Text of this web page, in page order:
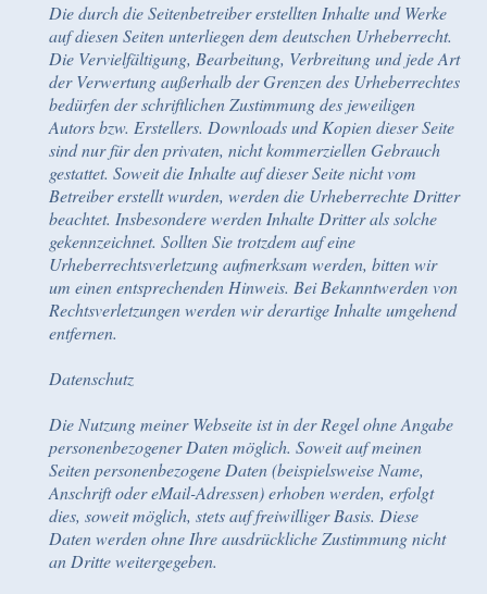
Die durch die Seitenbetreiber erstellten Inhalte und Werke
auf diesen Seiten unterliegen dem deutschen Urheberrecht.
Die Vervielfältigung, Bearbeitung, Verbreitung und jede Art
der Verwertung außerhalb der Grenzen des Urheberrechtes
bedürfen der schriftlichen Zustimmung des jeweiligen
Autors bzw. Erstellers. Downloads und Kopien dieser Seite
sind nur für den privaten, nicht kommerziellen Gebrauch
gestattet. Soweit die Inhalte auf dieser Seite nicht vom
Betreiber erstellt wurden, werden die Urheberrechte Dritter
beachtet. Insbesondere werden Inhalte Dritter als solche
gekennzeichnet. Sollten Sie trotzdem auf eine
Urheberrechtsverletzung aufmerksam werden, bitten wir
um einen entsprechenden Hinweis. Bei Bekanntwerden von
Rechtsverletzungen werden wir derartige Inhalte umgehend
entfernen.
Datenschutz
Die Nutzung meiner Webseite ist in der Regel ohne Angabe
personenbezogener Daten möglich. Soweit auf meinen
Seiten personenbezogene Daten (beispielsweise Name,
Anschrift oder eMail-Adressen) erhoben werden, erfolgt
dies, soweit möglich, stets auf freiwilliger Basis. Diese
Daten werden ohne Ihre ausdrückliche Zustimmung nicht
an Dritte weitergegeben.